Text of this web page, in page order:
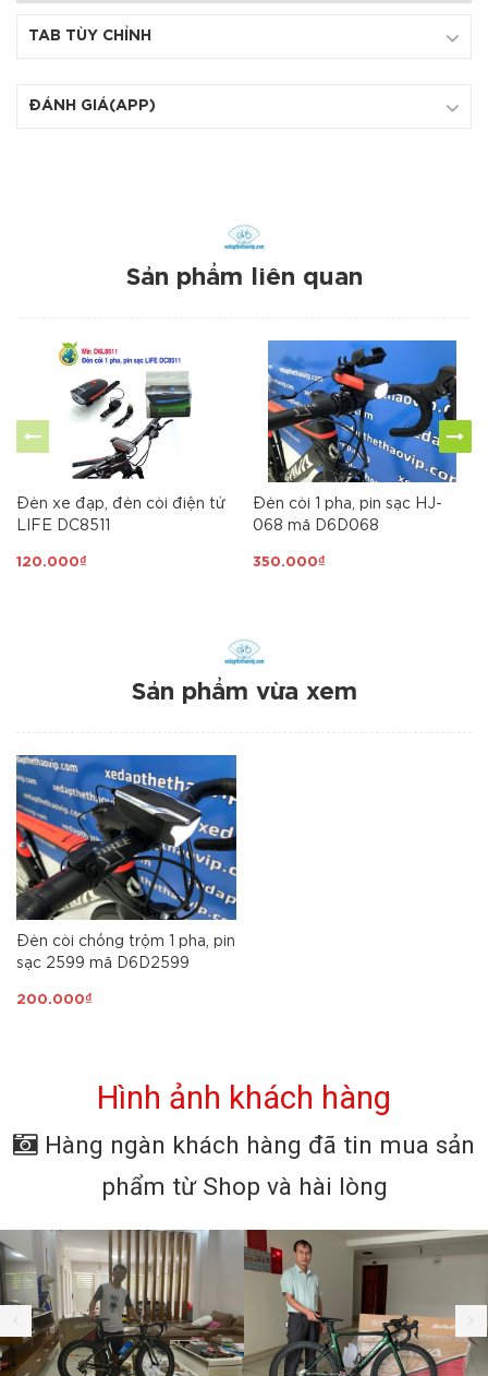
TAB TÙY CHỈNH
ĐÁNH GIÁ(APP)
Sản phẩm liên quan
Đèn xe đạp, đèn còi điện tử
LIFE DC8511
120.000₫
Đèn còi 1 pha, pin sạc HJ-
068 mã D6D068
350.000₫
Sản phẩm vừa xem
Đèn còi chống trộm 1 pha, pin
sạc 2599 mã D6D2599
200.000₫
Hình ảnh khách hàng
Hàng ngàn khách hàng đã tin mua sản
phẩm từ Shop và hài lòng